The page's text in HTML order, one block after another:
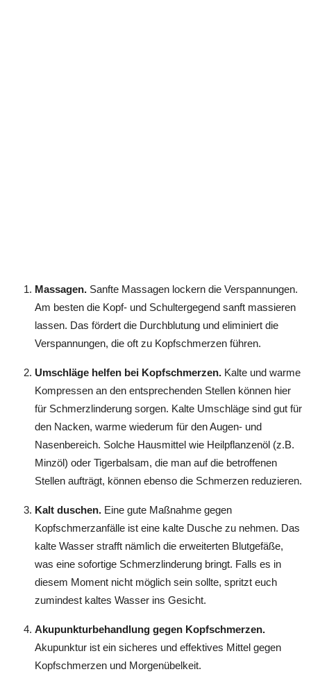
Massagen. Sanfte Massagen lockern die Verspannungen.
Am besten die Kopf- und Schultergegend sanft massieren
lassen. Das fördert die Durchblutung und eliminiert die
Verspannungen, die oft zu Kopfschmerzen führen.
Umschläge helfen bei Kopfschmerzen. Kalte und warme
Kompressen an den entsprechenden Stellen können hier
für Schmerzlinderung sorgen. Kalte Umschläge sind gut für
den Nacken, warme wiederum für den Augen- und
Nasenbereich. Solche Hausmittel wie Heilpflanzenöl (z.B.
Minzöl) oder Tigerbalsam, die man auf die betroffenen
Stellen aufträgt, können ebenso die Schmerzen reduzieren.
Kalt duschen. Eine gute Maßnahme gegen
Kopfschmerzanfälle ist eine kalte Dusche zu nehmen. Das
kalte Wasser strafft nämlich die erweiterten Blutgefäße,
was eine sofortige Schmerzlinderung bringt. Falls es in
diesem Moment nicht möglich sein sollte, spritzt euch
zumindest kaltes Wasser ins Gesicht.
Akupunkturbehandlung gegen Kopfschmerzen.
Akupunktur ist ein sicheres und effektives Mittel gegen
Kopfschmerzen und Morgenübelkeit.